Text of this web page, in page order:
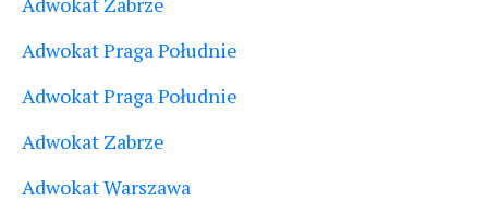
Adwokat Praga Południe
Adwokat Praga Południe
Adwokat Zabrze
Adwokat Warszawa